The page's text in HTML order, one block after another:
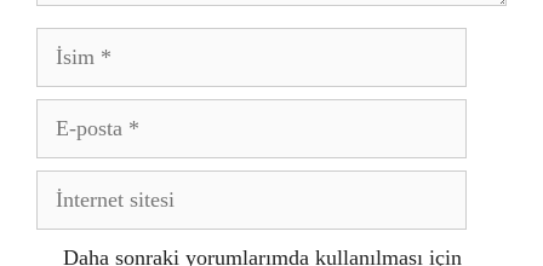
İsim
posta
İnternet
Daha sonraki yorumlarımda kullanılması için